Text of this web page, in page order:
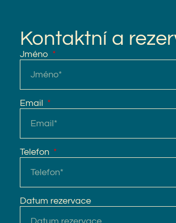
Kontaktní a
Jméno
Email
Telefon
Datum rezervace